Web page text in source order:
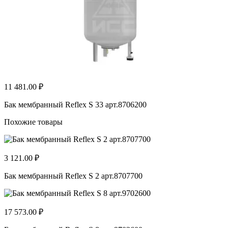
11 481.00 ₽
Бак мембранный Reflex S 33 арт.8706200
Похожие товары
3 121.00 ₽
Бак мембранный Reflex S 2 арт.8707700
17 573.00 ₽